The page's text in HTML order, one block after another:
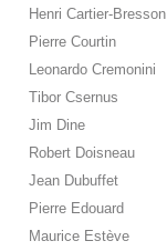
Henri Cartier-Bresson
Pierre Courtin
Leonardo Cremonini
Tibor Csernus
Jim Dine
Robert Doisneau
Jean Dubuffet
Pierre Edouard
Maurice Estève